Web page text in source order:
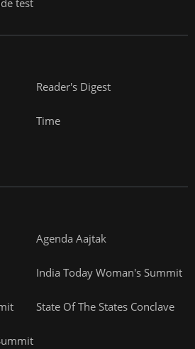
Reader's Digest
Time
Agenda Aajtak
India Today Woman's Summit
State Of The States Conclave